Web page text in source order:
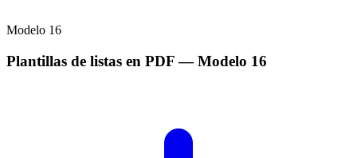
Modelo 16
Plantillas de listas en PDF— Modelo 16